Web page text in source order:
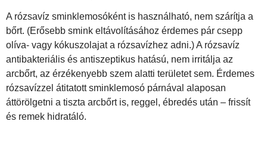
A rózsavíz sminklemosóként is használható, nem szárítja a
bőrt. (Erősebb smink eltávolításához érdemes pár csepp
olíva- vagy kókuszolajat a rózsavízhez adni.) A rózsavíz
antibakteriális és antiszeptikus hatású, nem irritálja az
arcbőrt, az érzékenyebb szem alatti területet sem. Érdemes
rózsavízzel átitatott sminklemosó párnával alaposan
áttörölgetni a tiszta arcbőrt is, reggel, ébredés után – frissít
és remek hidratáló.